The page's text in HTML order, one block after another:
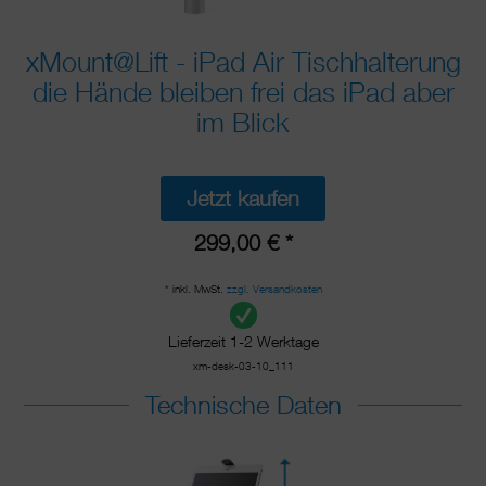
xMount@Lift - iPad Air Tischhalterung
die Hände bleiben frei das iPad aber
im Blick
Jetzt kaufen
299,00 € *
* inkl. MwSt. zzgl. Versandkosten
Lieferzeit 1-2 Werktage
xm-desk-03-10_111
Technische Daten